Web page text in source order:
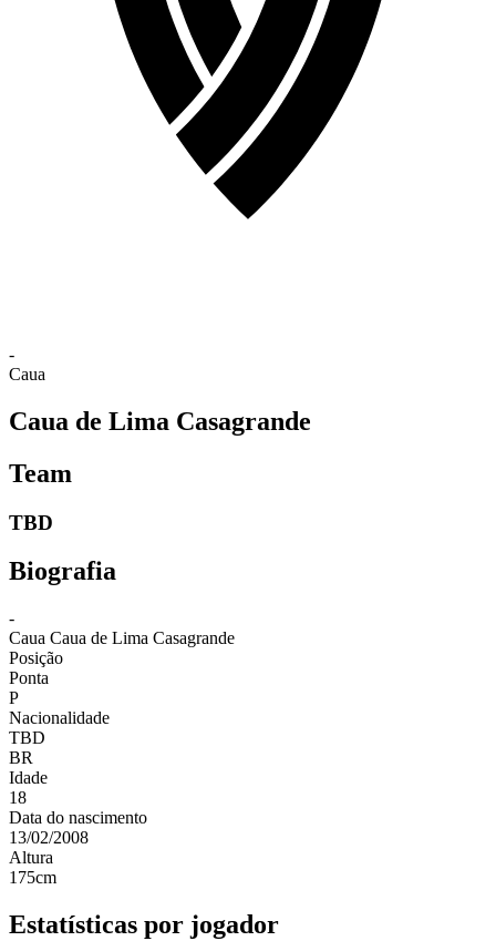
-
Caua
Caua de Lima Casagrande
Team
TBD
Biografia
-
Caua Caua de Lima Casagrande
Posição
Ponta
P
Nacionalidade
TBD
BR
Idade
18
Data do nascimento
13/02/2008
Altura
175cm
Estatísticas por jogador